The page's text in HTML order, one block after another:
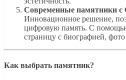
Современные памятники с
Инновационное решение,
цифровую память. С
страницу с биографией,
Как выбрать памятник?